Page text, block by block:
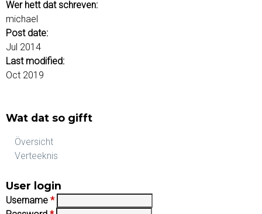
Wer hett dat schreven:
michael
Post date:
Jul 2014
Last modified:
Oct 2019
Wat dat so gifft
Översicht
Verteeknis
User login
Username *